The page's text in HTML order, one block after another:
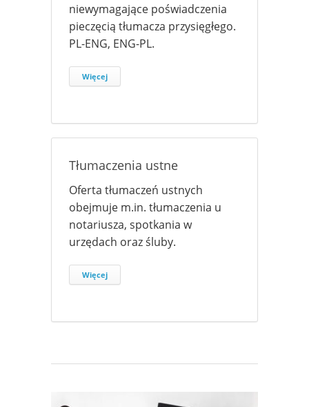
niewymagające poświadczenia
pieczęcią tłumacza przysięgłego.
PL-ENG, ENG-PL.
Więcej
Tłumaczenia ustne
Oferta tłumaczeń ustnych
obejmuje m.in. tłumaczenia u
notariusza, spotkania w
urzędach oraz śluby.
Więcej